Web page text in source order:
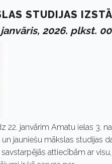
STUDIJAS
2026. plkst.
22. janvārim Amatu ielas 3.
un jauniešu mākslas studijas
attiecībām ar